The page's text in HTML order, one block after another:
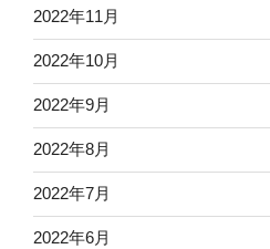
2022年11月
2022年10月
2022年9月
2022年8月
2022年7月
2022年6月